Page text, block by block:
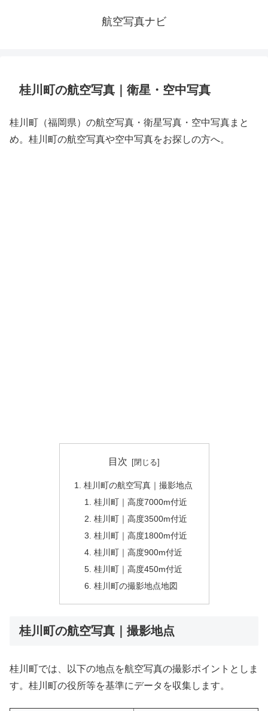
航空写真ナビ
桂川町の航空写真｜衛星・空中写真
桂川町（福岡県）の航空写真・衛星写真・空中写真まと
め。桂川町の航空写真や空中写真をお探しの方へ。
目次
桂川町の航空写真｜撮影地点
桂川町｜高度7000m付近
桂川町｜高度3500m付近
桂川町｜高度1800m付近
桂川町｜高度900m付近
桂川町｜高度450m付近
桂川町の撮影地点地図
桂川町の航空写真｜撮影地点
桂川町では、以下の地点を航空写真の撮影ポイントとしま
す。桂川町の役所等を基準にデータを収集します。